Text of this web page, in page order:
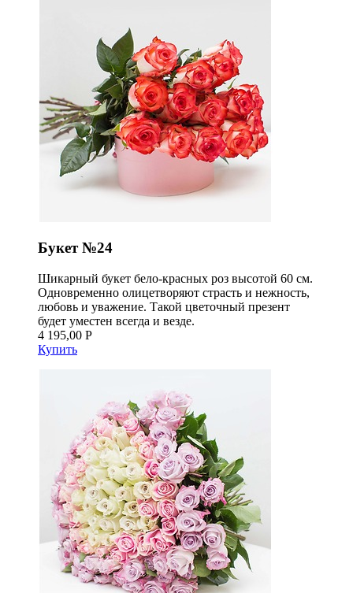
Букет №24
Шикарный букет бело-красных роз высотой 60 см.
Одновременно олицетворяют страсть и нежность,
любовь и уважение. Такой цветочный презент
будет уместен всегда и везде.
4 195,00 Р
Купить